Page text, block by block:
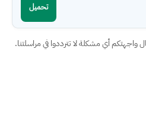
تحميل
أي مشكلة لا تترددوا في مراسلتنا.